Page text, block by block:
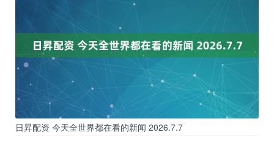
日昇配资 今天全世界都在看的新闻 2026.7.7